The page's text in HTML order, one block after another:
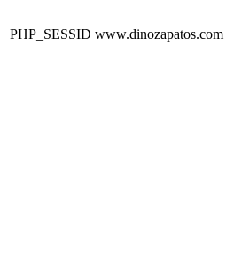
PHP_SESSID www.dinozapatos.com